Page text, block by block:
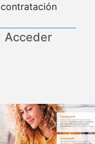
contratación
Acceder